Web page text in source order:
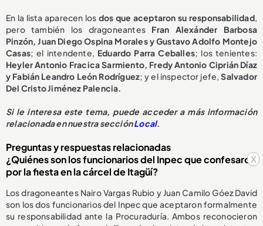
x
En la lista aparecen los dos que aceptaron su responsabilidad,
pero también los dragoneantes Fran Alexánder Barbosa
Pinzón, Juan Diego Ospina Morales y Gustavo Adolfo Montejo
Casas; el intendente, Eduardo Parra Ceballes; los tenientes:
Heyler Antonio Fracica Sarmiento, Fredy Antonio Ciprián Díaz
y Fabián Leandro León Rodríguez; y el inspector jefe,Salvador
Del Cristo Jiménez Palencia.
Si le interesa este tema, puede acceder a más información
relacionada en nuestra secciónLocal.
Preguntas y respuestas relacionadas
¿Quiénes son los funcionarios del Inpec que confesaron
por la fiesta en la cárcel de Itagüí?
Los dragoneantes Nairo Vargas Rubio y Juan Camilo Góez David
son los dos funcionarios del Inpec que aceptaron formalmente
su responsabilidad ante la Procuraduría. Ambos reconocieron